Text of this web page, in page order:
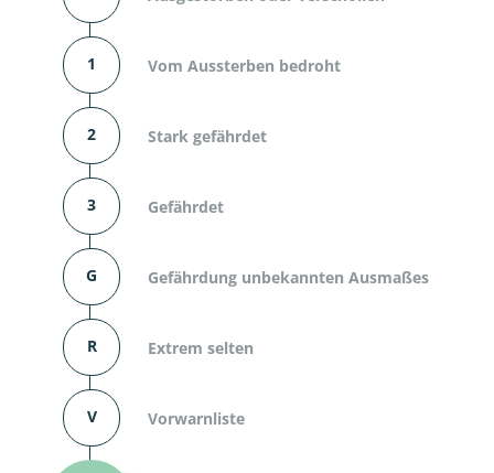
1 Vom Aussterben bedroht
2 Stark gefährdet
3 Gefährdet
G Gefährdung unbekannten Ausmaßes
R Extrem selten
V Vorwarnliste